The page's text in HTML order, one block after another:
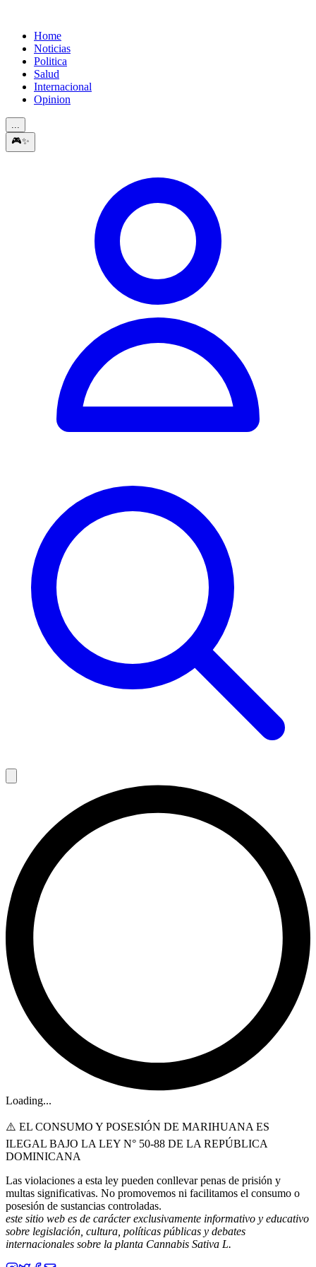
Home
Noticias
Politica
Salud
Internacional
Opinion
...
🎮✨
Loading...
⚠️ EL CONSUMO Y POSESIÓN DE MARIHUANA ES
ILEGAL BAJO LA LEY N° 50-88 DE LA REPÚBLICA
DOMINICANA
Las violaciones a esta ley pueden conllevar penas de prisión y
multas significativas. No promovemos ni facilitamos el consumo o
posesión de sustancias controladas.
este sitio web es de carácter exclusivamente informativo y educativo
sobre legislación, cultura, políticas públicas y debates
internacionales sobre la planta Cannabis Sativa L.